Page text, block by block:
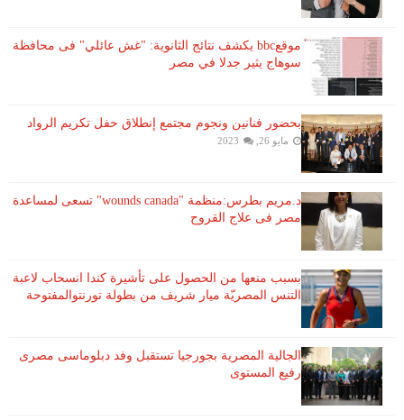
موقعbbc يكشف نتائج الثانوية: "غش عائلي" فى محافظة
سوهاج يثير جدلا في مصر
بحضور فنانين ونجوم مجتمع إنطلاق حفل تكريم الرواد
مايو 26, 2023
د.مريم بطرس:منظمة "wounds canada" تسعى لمساعدة
مصر فى علاج القروح
بسبب منعها من الحصول على تأشيرة كندا انسحاب لاعبة ​
التنس​ المصريّة ​ميار شريف​ من بطولة ​تورنتو​المفتوحة
الجالية المصرية بجورجيا تستقبل وفد دبلوماسى مصرى
رفيع المستوى